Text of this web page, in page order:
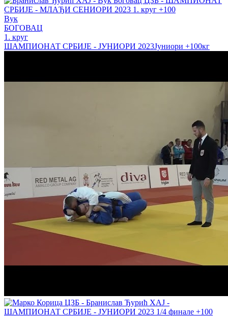
Вук
БОГОВАЦ
1. круг
ШАМПИОНАТ СРБИЈЕ - ЈУНИОРИ 2023Јуниори +100кг